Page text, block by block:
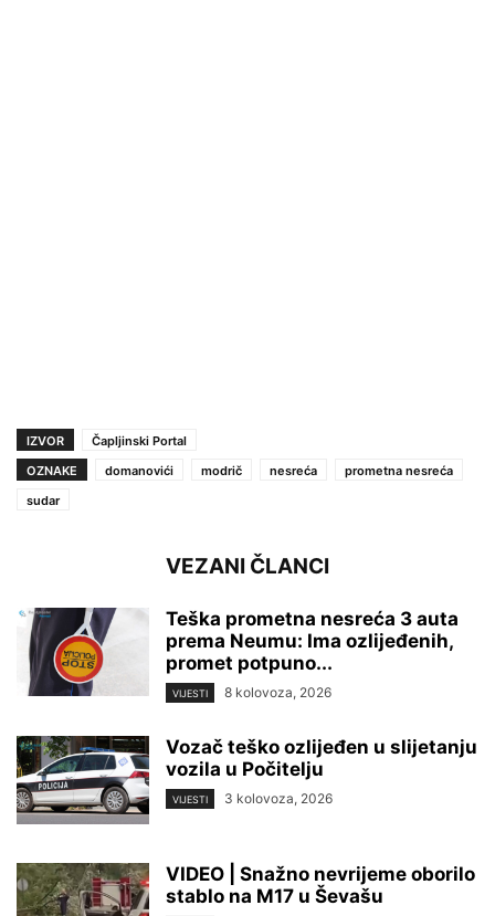
IZVOR
Čapljinski Portal
OZNAKE
domanovići modrič nesreća
prometna nesreća
sudar
VEZANI ČLANCI
Teška prometna nesreća 3 auta
prema Neumu: Ima ozlijeđenih,
promet potpuno...
VIJESTI 8 kolovoza, 2026
Vozač teško ozlijeđen u slijetanju
vozila u Počitelju
VIJESTI 3 kolovoza, 2026
VIDEO | Snažno nevrijeme oborilo
stablo na M17 u Ševašu